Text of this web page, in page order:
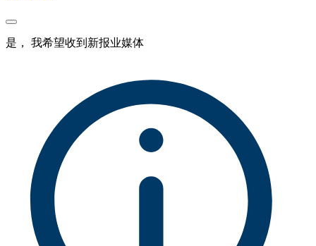
是， 我希望收到新报业媒体